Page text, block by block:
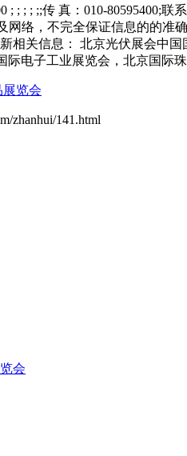
相关信息： 北京光伏展会中
电子工业展览会，北京国际珠
览会
zhanhui/141.html
会